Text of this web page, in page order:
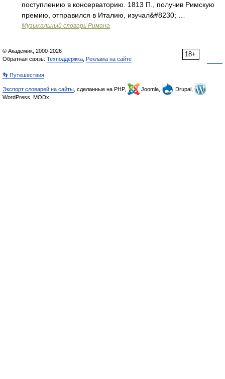
поступлению в консерваторию. 1813 П., получив Римскую
премию, отправился в Италию, изучал&#8230; …
Музыкальный словарь Римана
18+
© Академик, 2000-2026
Обратная связь: Техподдержка Реклама на сайте
👣 Путешествия
Экспорт словарей на сайты , сделанные на PHP, Joomla,
Drupal,
WordPress, MODx.